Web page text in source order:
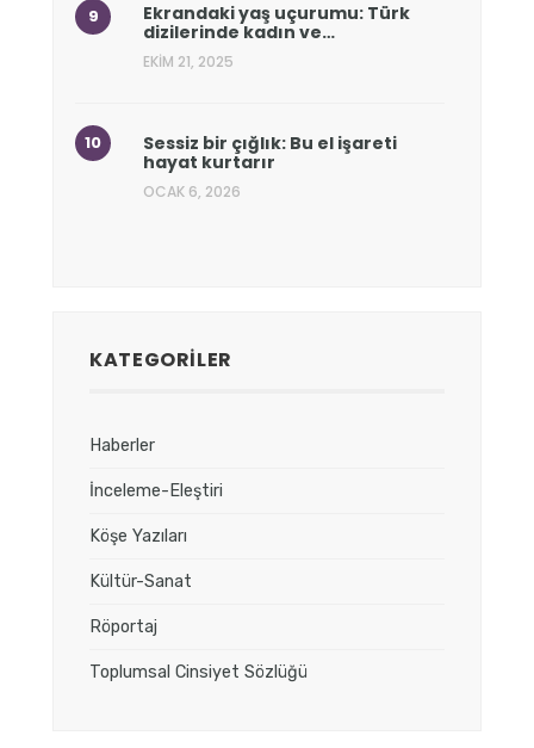
Ekrandaki yaş uçurumu: Türk
dizilerinde kadın ve…
EKIM 21, 2025
Sessiz bir çığlık: Bu el işareti
hayat kurtarır
OCAK 6, 2026
KATEGORILER
Haberler
İnceleme-Eleştiri
Köşe Yazıları
Kültür-Sanat
Röportaj
Toplumsal Cinsiyet Sözlüğü